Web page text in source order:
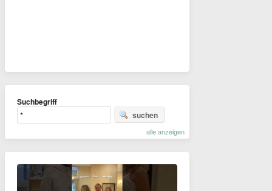
Suchbegriff
suchen
alle anzeigen